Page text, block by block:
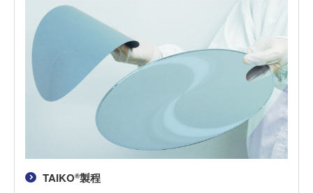
TAIKO®製程